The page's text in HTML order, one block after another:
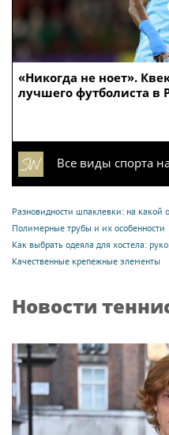
«Никогда не ноет».
лучшего футболиста в
Все виды спорта
Разновидности шпаклевки: на какой
Полимерные трубы и их особенности
Как выбрать одеяла для хостела:
Качественные крепежные элементы
Новости